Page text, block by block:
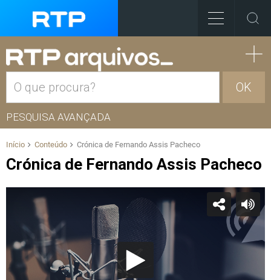
OK
PESQUISA AVANÇADA
Início Conteúdo Crónica de Fernando Assis Pacheco
Crónica de Fernando Assis Pacheco